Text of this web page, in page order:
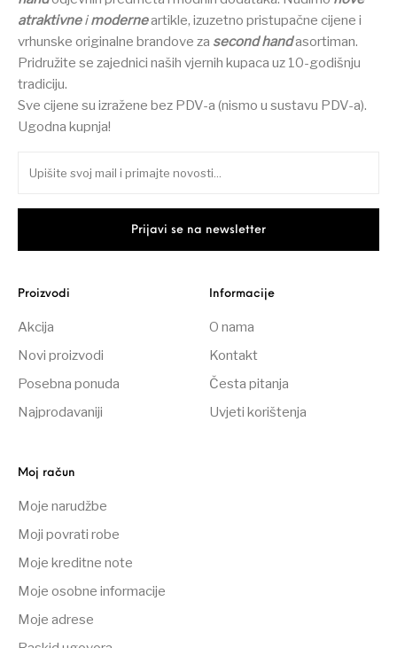
atraktivneimoderneartikle, izuzetno pristupačne cijene i
vrhunske originalne brandove za second handasortiman.
Pridružite se zajednici naših vjernih kupaca uz 10-godišnju
tradiciju.
Sve cijene su izražene bez PDV-a (nismo u sustavu PDV-a).
Ugodna kupnja!
Proizvodi
Akcija
Novi proizvodi
Posebna ponuda
Najprodavaniji
Informacije
O nama
Kontakt
Česta pitanja
Uvjeti korištenja
Moj račun
Moje narudžbe
Moji povrati robe
Moje kreditne note
Moje osobne informacije
Moje adrese